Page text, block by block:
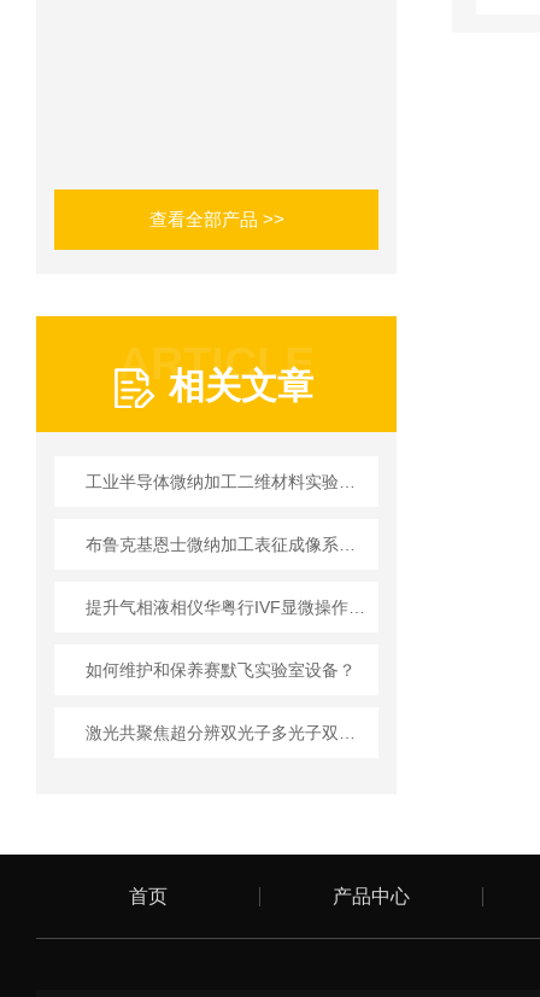
查看全部产品 >>
ARTICLE
相关文章
如何维护和保养赛默飞实验室设备？
首页 产品中心